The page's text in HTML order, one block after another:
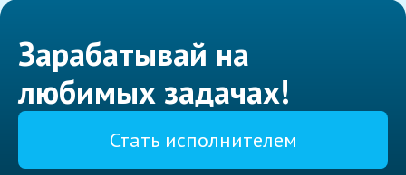
Зарабатывай на
любимых задачах!
Стать исполнителем